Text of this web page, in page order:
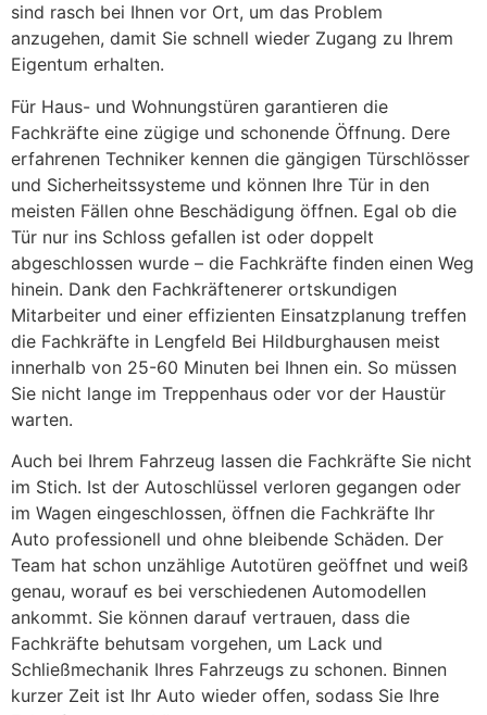
sind rasch bei Ihnen vor Ort, um das Problem
anzugehen, damit Sie schnell wieder Zugang zu Ihrem
Eigentum erhalten.
Für Haus- und Wohnungstüren garantieren die
Fachkräfte eine zügige und schonende Öffnung. Dere
erfahrenen Techniker kennen die gängigen Türschlösser
und Sicherheitssysteme und können Ihre Tür in den
meisten Fällen ohne Beschädigung öffnen. Egal ob die
Tür nur ins Schloss gefallen ist oder doppelt
abgeschlossen wurde – die Fachkräfte finden einen Weg
hinein. Dank den Fachkräftenerer ortskundigen
Mitarbeiter und einer effizienten Einsatzplanung treffen
die Fachkräfte in Lengfeld Bei Hildburghausen meist
innerhalb von 25-60 Minuten bei Ihnen ein. So müssen
Sie nicht lange im Treppenhaus oder vor der Haustür
warten.
Auch bei Ihrem Fahrzeug lassen die Fachkräfte Sie nicht
im Stich. Ist der Autoschlüssel verloren gegangen oder
im Wagen eingeschlossen, öffnen die Fachkräfte Ihr
Auto professionell und ohne bleibende Schäden. Der
Team hat schon unzählige Autotüren geöffnet und weiß
genau, worauf es bei verschiedenen Automodellen
ankommt. Sie können darauf vertrauen, dass die
Fachkräfte behutsam vorgehen, um Lack und
Schließmechanik Ihres Fahrzeugs zu schonen. Binnen
kurzer Zeit ist Ihr Auto wieder offen, sodass Sie Ihre